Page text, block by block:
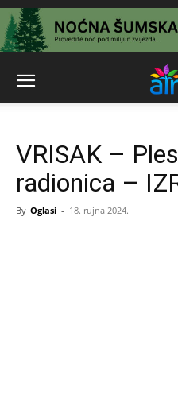
VRISAK –
radionica –
By Oglasi - 18. rujna 2024.